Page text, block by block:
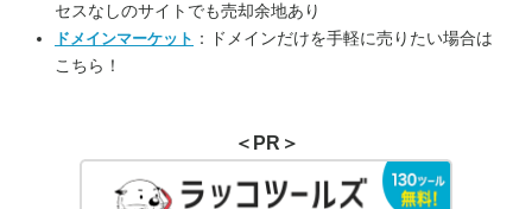
セスなしのサイトでも売却余地あり
ドメインマーケット ：ドメインだけを手軽に売りたい場合は
こちら！
＜PR＞